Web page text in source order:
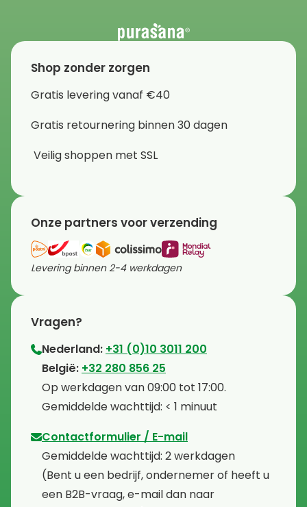
Shop zonder zorgen
Gratis levering vanaf €40
Gratis retournering binnen 30 dagen
Veilig shoppen met SSL
Onze partners voor verzending
Levering binnen 2-4 werkdagen
Vragen?
Nederland: +31 (0)10 3011 200
⁠België: +32 280 856 25
⁠⁠Op werkdagen van 09:00 tot 17:00.
⁠Gemiddelde wachttijd: < 1 minuut
Contactformulier / E-mail
⁠Gemiddelde wachttijd: 2 werkdagen
⁠(Bent u een bedrijf, ondernemer of heeft u
een B2B-vraag, e-mail dan naar